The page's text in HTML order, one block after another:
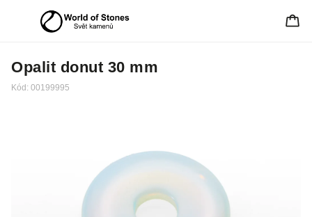
Opalit donut 30 mm
Kód: 00199995